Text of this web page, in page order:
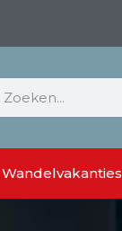
Wandelvakanties